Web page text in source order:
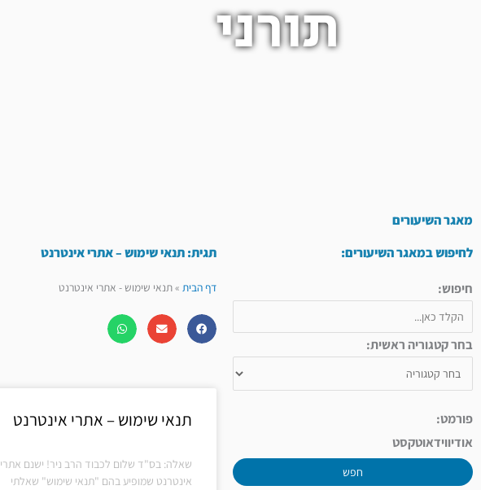
תורני
מאגר השיעורים
לחיפוש במאגר השיעורים:
חיפוש:
בחר קטגוריה ראשית:
פורמט:
אודיווידאוטקסט
חפש
תגית: תנאי שימוש – אתרי אינטרנט
דף הבית»תנאי שימוש - אתרי אינטרנט
תנאי שימוש – אתרי אינטרנט
שאלה: בס"ד שלום לכבוד הרב ניר! ישנם אתרי
אינטרנט שמופיע בהם "תנאי שימוש" שאלתי